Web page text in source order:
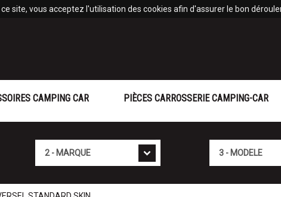
site, vous acceptez l'utilisation des cookies afin d'assurer le bon
CAMPING CAR PIÈCES CARROSSERIE CAMPING-CAR